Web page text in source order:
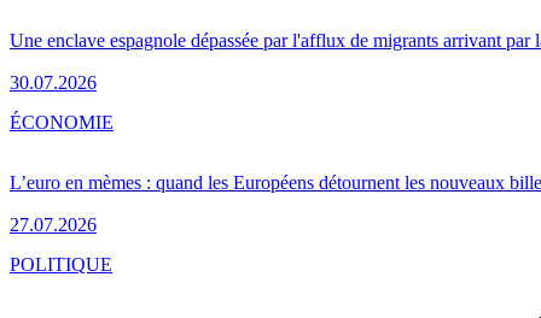
Une enclave espagnole dépassée par l'afflux de migrants arrivant par
30.07.2026
L’euro en mèmes : quand les Européens détournent les nouveaux
27.07.2026
ÉCONOMIE
POLITIQUE